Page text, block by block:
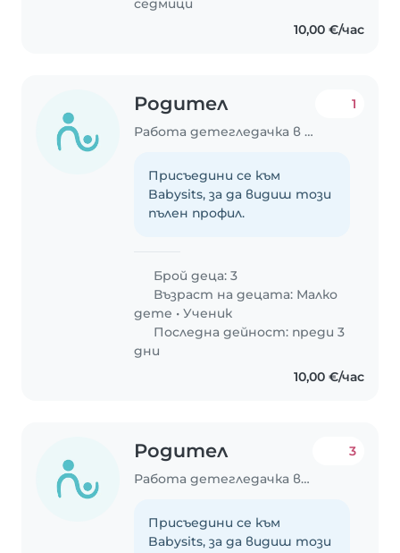
седмици
10,00 €/час
Родител
Работа детегледачка в София
1
Присъедини се към
Babysits, за да видиш този
пълен профил.
Брой деца: 3
Възраст на децата: Малко
дете •Ученик
Последна дейност: преди 3
дни
10,00 €/час
Родител
Работа детегледачка в Варна
3
Присъедини се към
Babysits, за да видиш този